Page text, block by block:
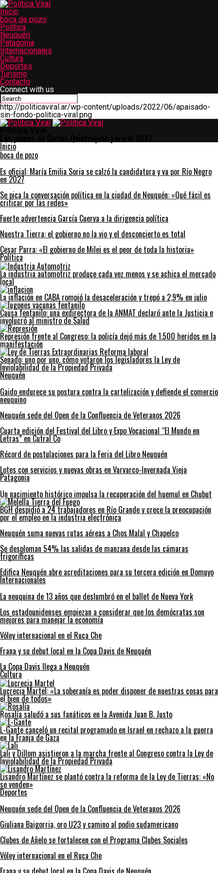
Inicio
boca de pozo
Política
Neuquén
Patagonia
Internacionales
Cultura
Deportes
Turismo
Contacto
Connect with us
http://politicaviral.ar/wp-content/uploads/2022/06/apaisado-
sin-fondo-politica-viral.png
Inicio
boca de pozo
Es oficial: María Emilia Soria se calzó la candidatura y va por Río Negro
en 2027
Se pica la conversación política en la ciudad de Neuquén: «Qué fácil es
criticar por las redes»
Fuerte advertencia García Cuerva a la dirigencia política
Nuestra Tierra: el gobierno no la vio y el desconcierto es total
Cesar Parra: «El gobierno de Milei es el peor de toda la historia»
Política
La industria automotriz produce cada vez menos y se achica el mercado
local
La inflación en CABA rompió la desaceleración y trepó a 2,9% en julio
Causa fentanilo: una exdirectora de la ANMAT declaró ante la Justicia e
involucró al ministro de Salud
Represión frente al Congreso: la policía dejó más de 1.500 heridos en la
manifestación
Senado: uno por uno, cómo votaron los legisladores la Ley de
Inviolabilidad de la Propiedad Privada
Neuquén
Gaido endurece su postura contra la cartelización y defiende el comercio
neuquino
Neuquén sede del Open de la Confluencia de Veteranos 2026
Cuarta edición del Festival del Libro y Expo Vocacional “El Mundo en
Letras” en Cutral Co
Récord de postulaciones para la Feria del Libro Neuquén
Lotes con servicios y nuevas obras en Varvarco-Invernada Vieja
Patagonia
Un nacimiento histórico impulsa la recuperación del huemul en Chubut
BGH despidió a 24 trabajadores en Río Grande y crece la preocupación
por el empleo en la industria electrónica
Neuquén suma nuevas rutas aéreas a Chos Malal y Chapelco
Se desploman 54% las salidas de manzana desde las cámaras
frigoríficas
Edifica Neuquén abre acreditaciones para su tercera edición en Domuyo
Internacionales
La neuquina de 13 años que deslumbró en el ballet de Nueva York
Los estadounidenses empiezan a considerar que los demócratas son
mejores para manejar la economía
Vóley internacional en el Ruca Che
Frana y su debut local en la Copa Davis de Neuquén
La Copa Davis llega a Neuquén
Cultura
Lucrecia Martel: «La soberanía es poder disponer de nuestras cosas para
el bien de todos»
Rosalía saludó a sus fanáticos en la Avenida Juan B. Justo
L-Gante canceló un recital programado en Israel en rechazo a la guerra
en la Franja de Gaza
Lali y Dillom asistieron a la marcha frente al Congreso contra la Ley de
Inviolabilidad de la Propiedad Privada
Lisandro Martínez se plantó contra la reforma de la Ley de Tierras: «No
se venden»
Deportes
Neuquén sede del Open de la Confluencia de Veteranos 2026
Giuliana Baigorria, oro U23 y camino al podio sudamericano
Clubes de Añelo se fortalecen con el Programa Clubes Sociales
Vóley internacional en el Ruca Che